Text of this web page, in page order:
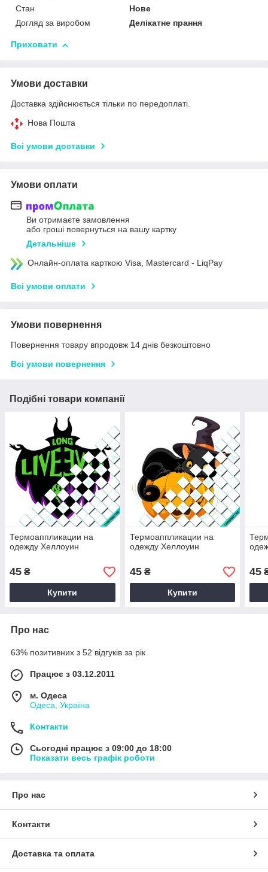
Стан
Нове
Догляд за виробом
Делікатне прання
Приховати
Умови доставки
Доставка здійснюється тільки по передоплаті.
Нова Пошта
Всі умови доставки
Умови оплати
Ви отримаєте замовлення
або гроші повернуться на вашу картку
Детальніше
Онлайн-оплата карткою Visa, Mastercard - LiqPay
Всі умови оплати
Умови повернення
Повернення товару впродовж 14 днів безкоштовно
Всі умови повернення
Подібні товари компанії
Термоаппликации на
одежду Хеллоуин
45 ₴
Купити
Термоаппликации на
одежду Хеллоуин
45₴
Купити
45
Про нас
63% позитивних з 52 відгуків за рік
Працює з 03.12.2011
м. Одеса
Одеса, Україна
Контакти
Сьогодні працює з 09:00 до 18:00
Показати весь графік роботи
Про нас
Контакти
Доставка та оплата